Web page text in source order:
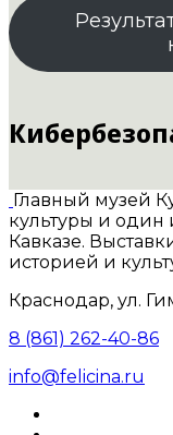
Главный музей
культуры и один
Кавказе.
историей и
Краснодар, ул.
8 (861) 262-40-86
info@felicina.ru